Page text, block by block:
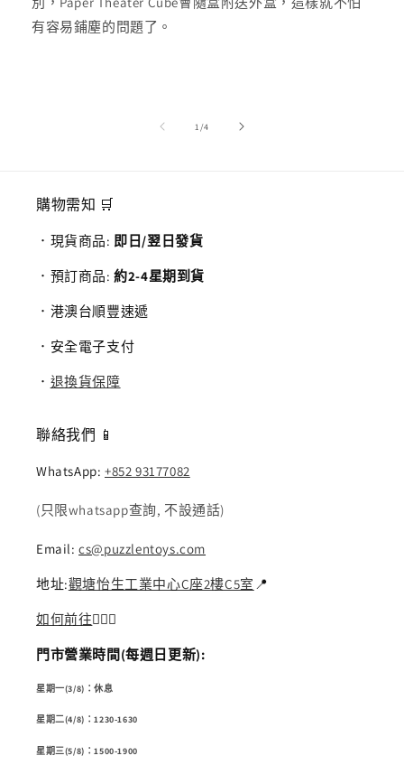
有容易鋪塵的問題了。
1//4
購物需知 🛒
．現貨商品: 即日/翌日發貨
．預訂商品:約2-4星期到貨
．港澳台順豐速遞
．安全電子支付
． 退換貨保障
聯絡我們 📱
WhatsApp: +852 93177082
(只限whatsapp查詢, 不設通話)
Email:cs@puzzlentoys.com
地址:觀塘怡生工業中心C座2樓C5室 📍
如何前往🏃🏻‍♂️
門市營業時間(每週日更新):
星期一(3/8)：休息
星期二(4/8)：1230-1630
星期三(5/8)：1500-1900